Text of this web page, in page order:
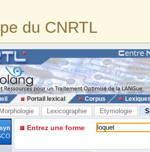
du CNRTL
Portail lexical Corpus
Morphologie Lexicographie Etymologie
Entrez une forme